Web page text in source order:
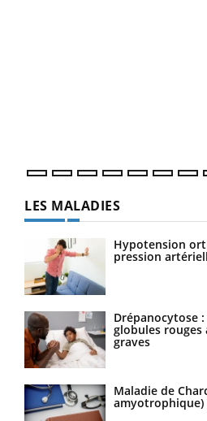
LES MALADIES
Hypotension
pression
Drépanocytose
globules rouges
graves
Maladie de
amyotrophique)